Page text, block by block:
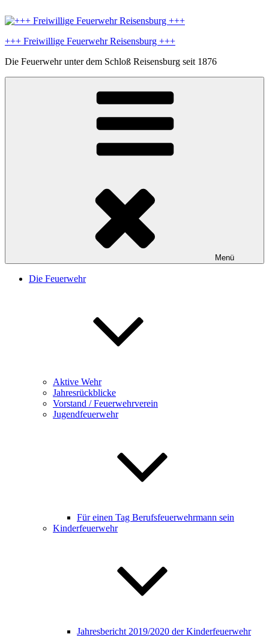
Inhalt
+++ Freiwillige Feuerwehr Reisensburg +++
Die Feuerwehr unter dem Schloß Reisensburg seit 1876
Menü
Die Feuerwehr
Aktive Wehr
Jahresrückblicke
Vorstand / Feuerwehrverein
Jugendfeuerwehr
Für einen Tag Berufsfeuerwehrmann sein
Kinderfeuerwehr
Jahresbericht 2019/2020 der Kinderfeuerwehr